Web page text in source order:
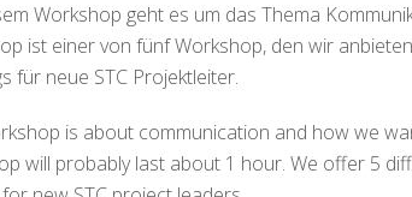
Workshop geht es um das Thema
ist einer von fünf Workshop, den wir
für neue STC Projektleiter.
is about communication and how we
will probably last about 1 hour. We offer 5